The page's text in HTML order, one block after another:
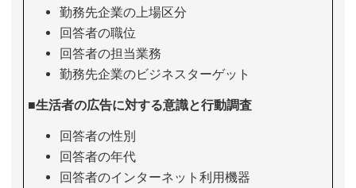
勤務先企業の上場区分
回答者の職位
回答者の担当業務
勤務先企業のビジネスターゲット
■生活者の広告に対する意識と行動調査
回答者の性別
回答者の年代
回答者のインターネット利用機器